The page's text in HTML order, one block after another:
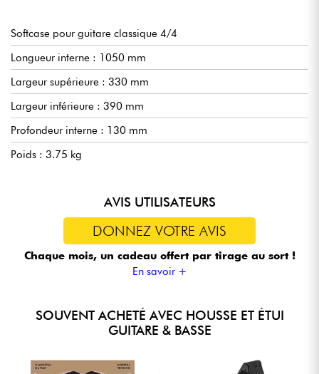
Softcase pour guitare classique 4/4
Longueur interne : 1050 mm
Largeur supérieure : 330 mm
Largeur inférieure : 390 mm
Profondeur interne : 130 mm
Poids : 3.75 kg
AVIS UTILISATEURS
DONNEZ VOTRE AVIS
Chaque mois, un cadeau offert par tirage au sort !
En savoir +
SOUVENT ACHETÉ AVEC HOUSSE ET ÉTUI
GUITARE & BASSE